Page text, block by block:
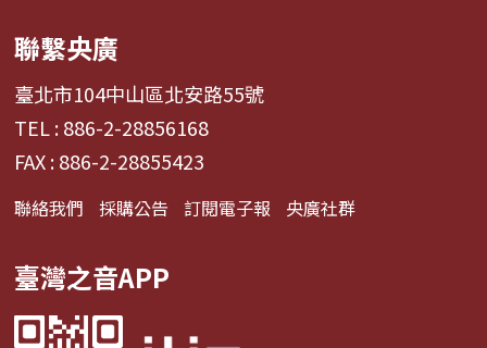
聯繫央廣
臺北市104中山區北安路55號
TEL : 886-2-28856168
FAX : 886-2-28855423
聯絡我們 採購公告 訂閱電子報 央廣社群
臺灣之音APP